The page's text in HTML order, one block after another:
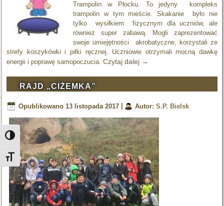
Toggle High Contrast
Toggle Font size
Trampolin w Płocku. To jedyny kompleks
trampolin w tym mieście. Skakanie było nie
tylko wysiłkiem fizycznym dla uczniów, ale
również super zabawą. Mogli zaprezentować
swoje umiejętności akrobatyczne, korzystali ze
strefy koszykówki i piłki ręcznej. Uczniowie otrzymali mocną dawkę
energii i poprawę samopoczucia.Czytaj dalej →
RAJD „CIŻEMKA”
Opublikowano 13 listopada 2017 Autor: S.P. Bielsk